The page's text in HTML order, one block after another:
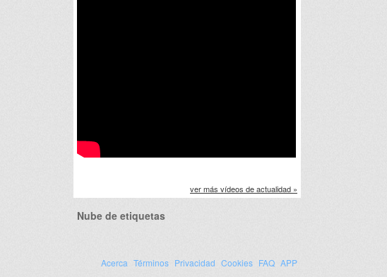
ver más vídeos de actualidad »
Nube de etiquetas
Acerca Términos Privacidad Cookies FAQ APP